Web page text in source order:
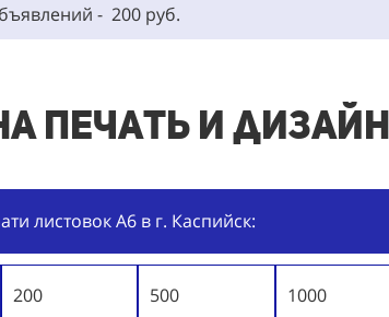
- 200 руб.
печать и
листовок А6 в г. Каспийск:
200 500 1000